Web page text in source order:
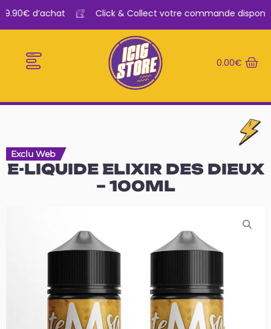
d’achat Click & Collect votre commande
0.00€
Exclu Web
E-LIQUIDE ELIXIR DES DIEUX
– 100ML